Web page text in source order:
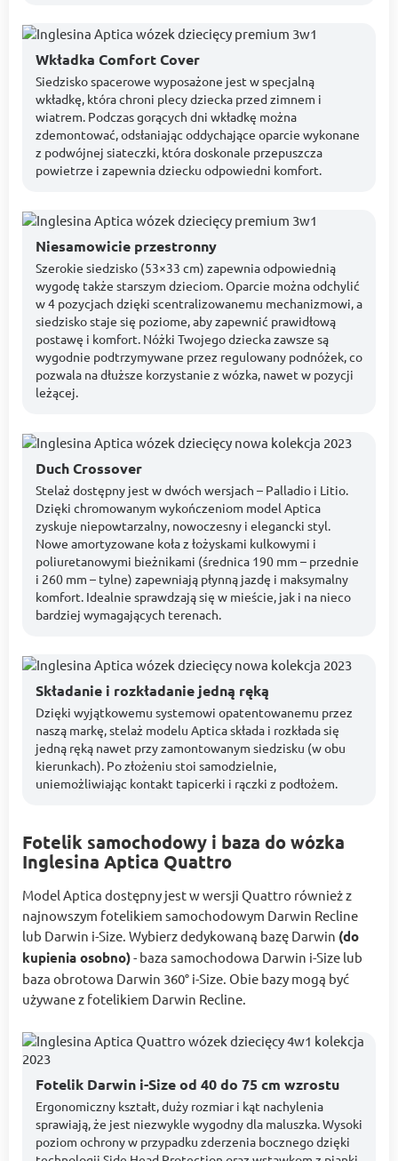
Wkładka Comfort Cover
Siedzisko spacerowe wyposażone jest w specjalną
wkładkę, która chroni plecy dziecka przed zimnem i
wiatrem. Podczas gorących dni wkładkę można
zdemontować, odsłaniając oddychające oparcie wykonane
z podwójnej siateczki, która doskonale przepuszcza
powietrze i zapewnia dziecku odpowiedni komfort.
Niesamowicie przestronny
Szerokie siedzisko (53×33 cm) zapewnia odpowiednią
wygodę także starszym dzieciom. Oparcie można odchylić
w 4 pozycjach dzięki scentralizowanemu mechanizmowi, a
siedzisko staje się poziome, aby zapewnić prawidłową
postawę i komfort. Nóżki Twojego dziecka zawsze są
wygodnie podtrzymywane przez regulowany podnóżek, co
pozwala na dłuższe korzystanie z wózka, nawet w pozycji
leżącej.
Duch Crossover
Stelaż dostępny jest w dwóch wersjach – Palladio i Litio.
Dzięki chromowanym wykończeniom model Aptica
zyskuje niepowtarzalny, nowoczesny i elegancki styl.
Nowe amortyzowane koła z łożyskami kulkowymi i
poliuretanowymi bieżnikami (średnica 190 mm – przednie
i 260 mm – tylne) zapewniają płynną jazdę i maksymalny
komfort. Idealnie sprawdzają się w mieście, jak i na nieco
bardziej wymagających terenach.
Składanie i rozkładanie jedną ręką
Dzięki wyjątkowemu systemowi opatentowanemu przez
naszą markę, stelaż modelu Aptica składa i rozkłada się
jedną ręką nawet przy zamontowanym siedzisku (w obu
kierunkach). Po złożeniu stoi samodzielnie,
uniemożliwiając kontakt tapicerki i rączki z podłożem.
Fotelik samochodowy i baza do wózka
Inglesina Aptica Quattro
Model Aptica dostępny jest w wersji Quattro również z
najnowszym fotelikiem samochodowym Darwin Recline
lub Darwin i-Size. Wybierz dedykowaną bazę Darwin (do
kupienia osobno)- baza samochodowa Darwin i-Size lub
baza obrotowa Darwin 360° i-Size. Obie bazy mogą być
używane z fotelikiem Darwin Recline.
Fotelik Darwin i-Size od 40 do 75 cm wzrostu
Ergonomiczny kształt, duży rozmiar i kąt nachylenia
sprawiają, że jest niezwykle wygodny dla maluszka. Wysoki
poziom ochrony w przypadku zderzenia bocznego dzięki